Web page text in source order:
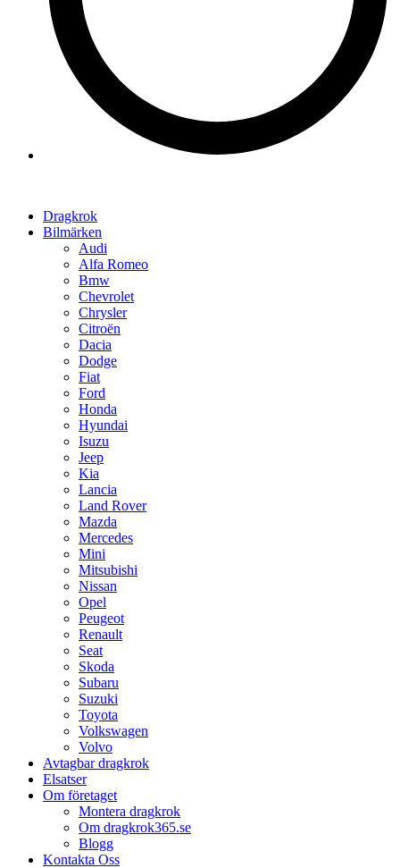
Dragkrok
Bilmärken
Audi
Alfa Romeo
Bmw
Chevrolet
Chrysler
Citroën
Dacia
Dodge
Fiat
Ford
Honda
Hyundai
Isuzu
Jeep
Kia
Lancia
Land Rover
Mazda
Mercedes
Mini
Mitsubishi
Nissan
Opel
Peugeot
Renault
Seat
Skoda
Subaru
Suzuki
Toyota
Volkswagen
Volvo
Avtagbar dragkrok
Elsatser
Om företaget
Montera dragkrok
Om dragkrok365.se
Blogg
Kontakta Oss